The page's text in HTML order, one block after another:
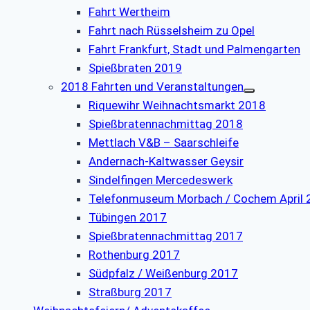
Fahrt Wertheim
Fahrt nach Rüsselsheim zu Opel
Fahrt Frankfurt, Stadt und Palmengarten
Spießbraten 2019
2018 Fahrten und Veranstaltungen
Riquewihr Weihnachtsmarkt 2018
Spießbratennachmittag 2018
Mettlach V&B – Saarschleife
Andernach-Kaltwasser Geysir
Sindelfingen Mercedeswerk
Telefonmuseum Morbach / Cochem April
Tübingen 2017
Spießbratennachmittag 2017
Rothenburg 2017
Südpfalz / Weißenburg 2017
Straßburg 2017